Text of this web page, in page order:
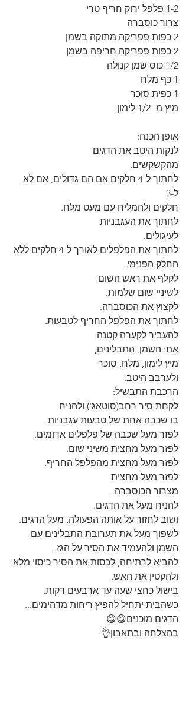
1-2 פלפל ירוק חריף טרי
צרור כוסברה
2 כפות פפריקה מתוקה בשמן
2 כפות פפריקה חריפה בשמן
1/2 כוס שמן קנולה
1 כף מלח
1 כפית סוכר
מיץ מ- 1/2 לימון
אופן הכנה:
לנקות היטב את הדגים
מהקשקשים.
לחתוך ל-4 חלקים אם הם גדולים, אם לא
ל-3
חלקים ולהמליח עם מעט מלח.
לחתוך את העגבניות
לעיגולים.
לחתוך את הפלפלים לאורך ל-4 חלקים ללא
החלק הפנימי.
לקלף את ראש השום
לשיניי שום שלמות.
לקצוץ את הכוסברה.
לחתוך את הפלפל החריף לטבעות.
להעביר לקערה קטנה
את: השמן, התבלינים,
מיץ לימון, מלח, סוכר
ולערבב היטב.
הרכבת התבשיל:
לקחת סיר רחב(סוטאג') ולהניח
בו שכבה אחת של טבעות עגבניות.
לפזר מעל שכבה של פלפלים אדומים.
לפזר מעל מחצית משיני שום.
לפזר מעל מחצית מהפלפל החריף.
לפזר מעל מחצית
מצרור הכוסברה.
להניח מעל את הדגים.
ושוב לחזור על אותה הפעולה, מעל הדגים.
לשפוך מעל את תערובת התבלינים עם
השמן ולהעמיד את הסיר על הגז.
להביא לרתיחה, לכסות את הסיר כיסוי מלא
ולהקטין את האש.
בישול כחצי שעה עד ארבעים דקות.
כשהבית יתחיל להפיץ ריחות מדהימים...
הדגים מוכנים😋😋
בהצלחה ובתאבון👌